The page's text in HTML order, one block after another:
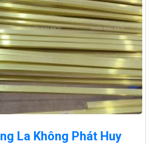
La Không Phát Huy